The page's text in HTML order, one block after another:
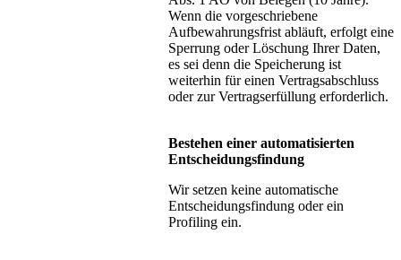
Wenn die vorgeschriebene
Aufbewahrungsfrist abläuft, erfolgt eine
Sperrung oder Löschung Ihrer Daten,
es sei denn die Speicherung ist
weiterhin für einen Vertragsabschluss
oder zur Vertragserfüllung erforderlich.
Bestehen einer automatisierten
Entscheidungsfindung
Wir setzen keine automatische
Entscheidungsfindung oder ein
Profiling ein.